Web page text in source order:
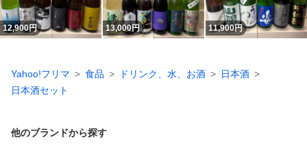
12,900円 13,000円 11,900円
Yahoo!フリマ 食品 ドリンク、水、お酒
日本酒
日本酒セット
他のブランドから探す